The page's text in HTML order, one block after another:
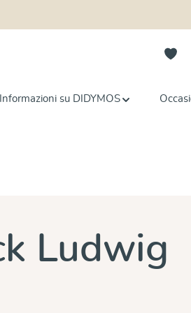
Hai
Informazioni su DIDYMOS
Ludwig